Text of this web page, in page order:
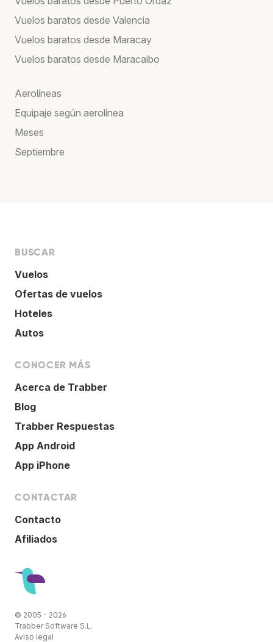
Vuelos baratos desde Valencia
Vuelos baratos desde Maracay
Vuelos baratos desde Maracaibo
Aerolíneas
Equipaje según aerolínea
Meses
Septiembre
BUSCAR
Vuelos
Ofertas de vuelos
Hoteles
Autos
CONOCER MÁS
Acerca de Trabber
Blog
Trabber Respuestas
App Android
App iPhone
CONTACTAR
Contacto
Afiliados
© 2005 - 2026
Trabber Software S.L.
Aviso legal